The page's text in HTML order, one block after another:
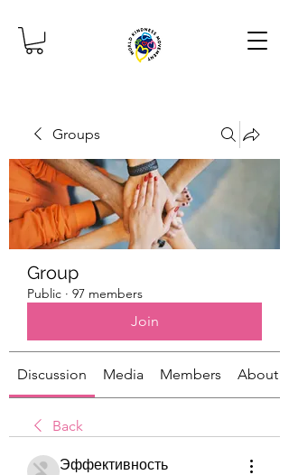
Groups
Group
Public · 97 members
Join
Discussion Media Members About
Back
Эффективность